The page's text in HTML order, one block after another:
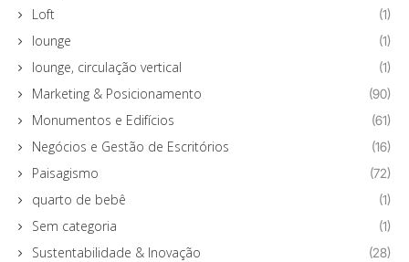
Loft (1)
lounge (1)
lounge, circulação vertical (1)
Marketing & Posicionamento (90)
Monumentos e Edifícios (61)
Negócios e Gestão de Escritórios (16)
Paisagismo (72)
quarto de bebê (1)
Sem categoria (1)
Sustentabilidade & Inovação (28)